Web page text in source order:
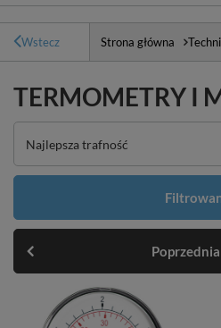
Wstecz Strona główna
TERMOMETRY I
Zmień sortowanie
Najlepsza trafność